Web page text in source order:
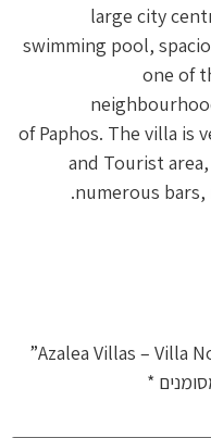
large city
swimming pool,
one of
of Paphos. The villa is
and Tourist
numerous
*